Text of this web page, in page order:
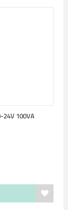
24V 100VA